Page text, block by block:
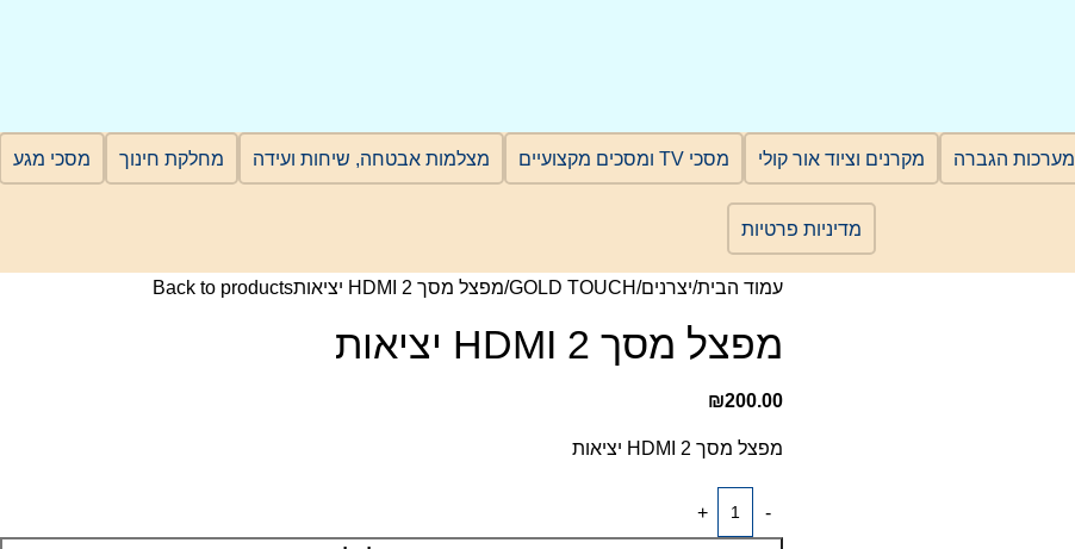
מערכות הגברה מקרנים וציוד אור קולי מסכי TV ומסכים מקצועיים מצלמות אבטחה, שיחות ועידה מחלקת חינוך מסכי מגע
מדיניות פרטיות
עמוד הבית יצרנים GOLD TOUCH מפצל מסך HDMI 2 יציאות Back to products
מפצל מסך HDMI 2 יציאות
₪200.00
מפצל מסך HDMI 2 יציאות